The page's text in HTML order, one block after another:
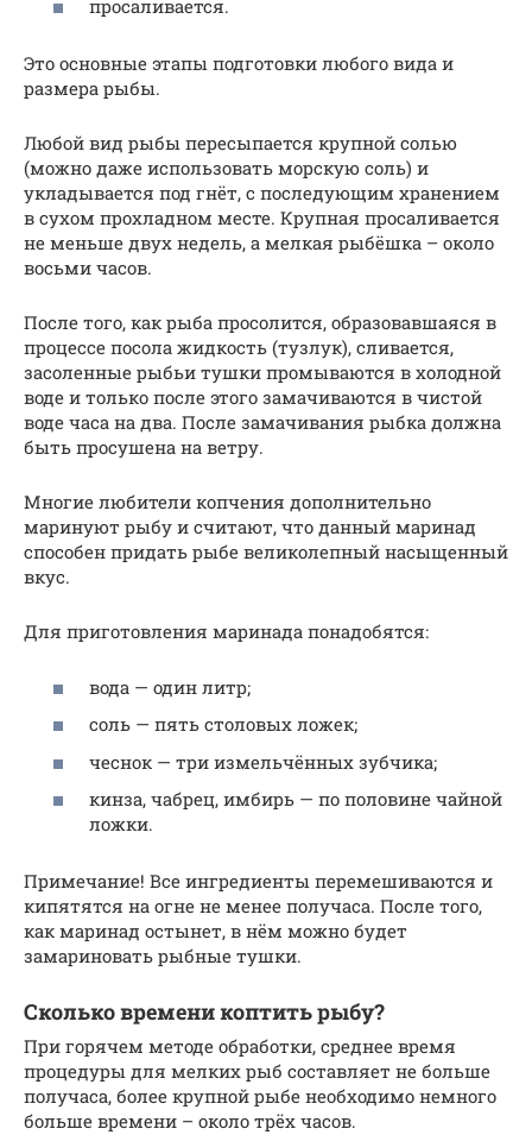
просаливается.
Это основные этапы подготовки любого вида и
размера рыбы.
Любой вид рыбы пересыпается крупной солью
(можно даже использовать морскую соль) и
укладывается под гнёт, с последующим хранением
в сухом прохладном месте. Крупная просаливается
не меньше двух недель, а мелкая рыбёшка – около
восьми часов.
После того, как рыба просолится, образовавшаяся в
процессе посола жидкость (тузлук), сливается,
засоленные рыбьи тушки промываются в холодной
воде и только после этого замачиваются в чистой
воде часа на два. После замачивания рыбка должна
быть просушена на ветру.
Многие любители копчения дополнительно
маринуют рыбу и считают, что данный маринад
способен придать рыбе великолепный насыщенный
вкус.
Для приготовления маринада понадобятся:
вода — один литр;
соль — пять столовых ложек;
чеснок — три измельчённых зубчика;
кинза, чабрец, имбирь — по половине чайной
ложки.
Примечание! Все ингредиенты перемешиваются и
кипятятся на огне не менее получаса. После того,
как маринад остынет, в нём можно будет
замариновать рыбные тушки.
Сколько времени коптить рыбу?
При горячем методе обработки, среднее время
процедуры для мелких рыб составляет не больше
получаса, более крупной рыбе необходимо немного
больше времени – около трёх часов.